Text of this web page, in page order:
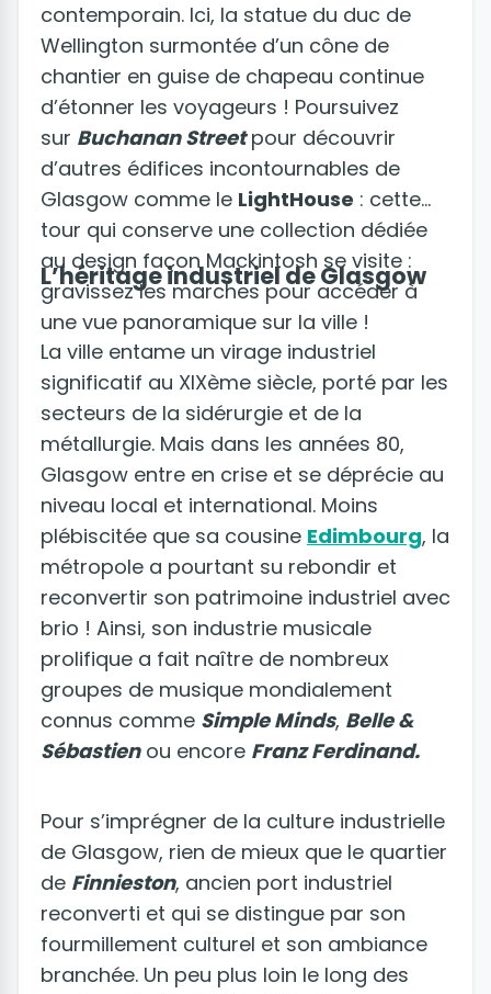
contemporain. Ici, la statue du duc de
Wellington surmontée d’un cône de
chantier en guise de chapeau continue
d’étonner les voyageurs ! Poursuivez
sur Buchanan Streetpour découvrir
d’autres édifices incontournables de
Glasgow comme le LightHouse : cette
tour qui conserve une collection dédiée
au design façon Mackintosh se visite :
gravissez les marches pour accéder à
une vue panoramique sur la ville !
L’héritage industriel de Glasgow
La ville entame un virage industriel
significatif au XIXème siècle, porté par les
secteurs de la sidérurgie et de la
métallurgie. Mais dans les années 80,
Glasgow entre en crise et se déprécie au
niveau local et international. Moins
plébiscitée que sa cousine Edimbourg, la
métropole a pourtant su rebondir et
reconvertir son patrimoine industriel avec
brio ! Ainsi, son industrie musicale
prolifique a fait naître de nombreux
groupes de musique mondialement
connus comme Simple Minds, Belle &
Sébastienou encore Franz Ferdinand.
Pour s’imprégner de la culture industrielle
de Glasgow, rien de mieux que le quartier
de Finnieston, ancien port industriel
reconverti et qui se distingue par son
fourmillement culturel et son ambiance
branchée. Un peu plus loin le long des